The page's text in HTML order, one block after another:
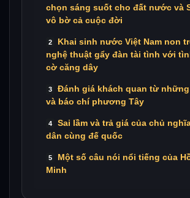
chọn sáng suốt cho đất nước và
vô bờ cả cuộc đời
Khai sinh nước Việt Nam non
nghệ thuật gẩy đàn tài tình với
cờ căng dây
Đánh giá khách quan từ
và báo chí phương Tây
Sai lầm và trả giá của chủ
dân cùng đế quốc
Một số câu nói nổi tiếng của
Minh